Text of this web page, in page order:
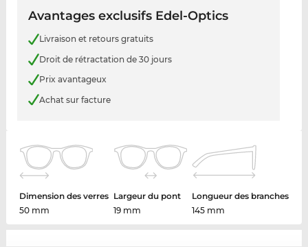
Avantages exclusifs Edel-Optics
Livraison et retours gratuits
Droit de rétractation de 30 jours
Prix avantageux
Achat sur facture
Dimension des verres
50 mm
Largeur du pont
19 mm
Longueur des branches
145 mm